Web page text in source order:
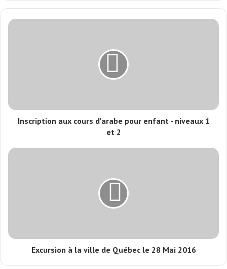
Inscription aux cours d'arabe pour enfant - niveaux 1
et 2
Excursion à la ville de Québec le 28 Mai 2016